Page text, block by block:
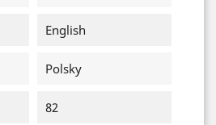
English
Polsky
82